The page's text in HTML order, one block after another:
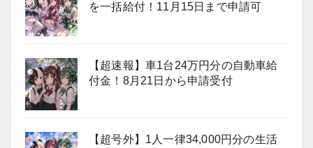
を一括給付！11月15日まで申請可
【超速報】車1台24万円分の自動車給
付金！8月21日から申請受付
【超号外】1人一律34,000円分の生活